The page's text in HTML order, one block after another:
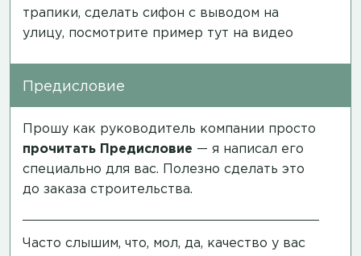
трапики, сделать сифон с выводом на
улицу, посмотрите пример тут на видео
Предисловие
Прошу как руководитель компании просто
прочитать Предисловие — я написал его
специально для вас. Полезно сделать это
до заказа строительства.
Часто слышим, что, мол, да, качество у вас